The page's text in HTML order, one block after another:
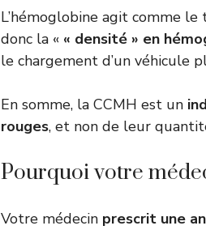
L’hémoglobine agit comme
donc la « « densité » en
le chargement d’un véhicule
En somme, la CCMH est un
rouges, et non de leur
Pourquoi votre
Votre médecin prescrit une